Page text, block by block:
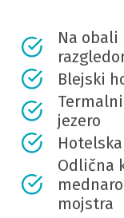
Na obali
Blejski
jezero
Odlična
mojstra